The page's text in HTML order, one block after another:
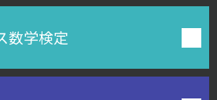
数学検定